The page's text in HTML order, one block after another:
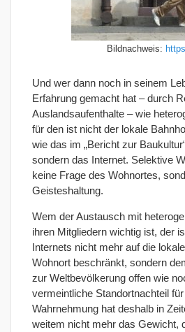
Bildnachweis:
Und wer dann noch in seinem
Erfahrung gemacht hat – durch
Auslandsaufenthalte – wie
für den ist nicht der lokale
wie das im „Bericht zur
sondern das Internet. Selektive
keine Frage des Wohnortes,
Geisteshaltung.
Wem der Austausch mit
ihren Mitgliedern wichtig ist, der
Internets nicht mehr auf die
Wohnort beschränkt, sondern
zur Weltbevölkerung offen wie
vermeintliche Standortnachteil
Wahrnehmung hat deshalb in
weitem nicht mehr das Gewicht,